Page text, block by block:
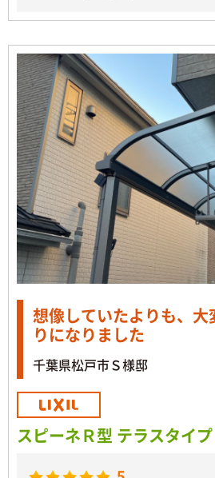
想像していたよりも、
りになりました
千葉県松戸市Ｓ様邸
スピーネＲ型 テラスタイプ